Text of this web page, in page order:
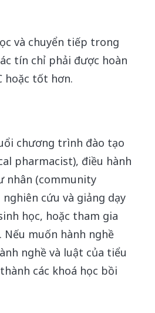
và chuyển tiếp trong
tín chỉ phải được hoàn
hoặc tốt hơn.
chương trình đào tạo
pharmacist), điều hành
nhân (community
cứu và giảng dạy
học, hoặc tham gia
Nếu muốn hành nghề
nghề và luật của tiểu
các khoá học bồi